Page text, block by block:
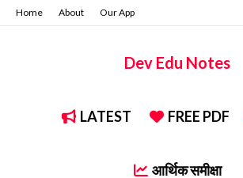
Home About Our App
Dev Edu Notes
LATEST FREE PDF
आर्थिक समीक्षा